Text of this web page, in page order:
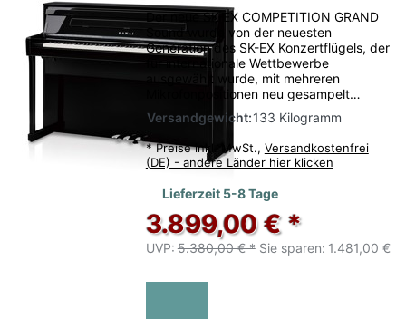
Der neue SK-EX COMPETITION GRAND
Sound wurde von der neuesten
Generation des SK-EX Konzertflügels, der
für internationale Wettbewerbe
ausgewählt wurde, mit mehreren
Mikrofonpositionen neu gesampelt…
Versandgewicht:133 Kilogramm
* Preise inkl. MwSt., Versandkostenfrei
(DE) - andere Länder hier klicken
Lieferzeit 5-8 Tage
3.899,00 € *
UVP: 5.380,00 € * Sie sparen: 1.481,00 €